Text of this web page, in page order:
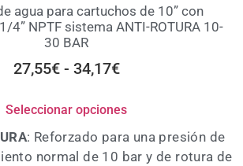
agua para cartuchos de 10” con
4” NPTF sistema ANTI-ROTURA 10-
30 BAR
27,55€ - 34,17€
Seleccionar opciones
: Reforzado para una presión de
normal de 10 bar y de rotura de